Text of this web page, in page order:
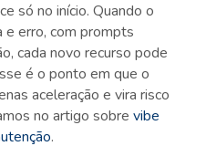
só no início. Quando o
erro, com prompts
cada novo recurso pode
é o ponto em que o
aceleração e vira risco
no artigo sobre vibe
.